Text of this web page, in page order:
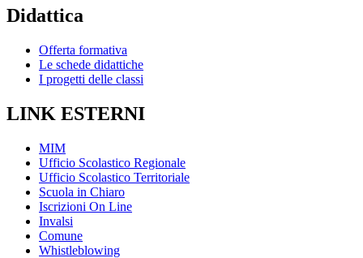
Didattica
Offerta formativa
Le schede didattiche
I progetti delle classi
LINK ESTERNI
MIM
Ufficio Scolastico Regionale
Ufficio Scolastico Territoriale
Scuola in Chiaro
Iscrizioni On Line
Invalsi
Comune
Whistleblowing